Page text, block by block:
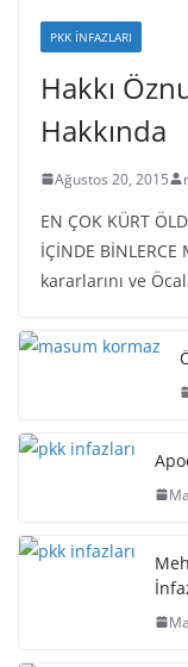
PKK İNFAZLARI
Hakkı
Hakkında
Ağustos 20, 2015
EN ÇOK KÜRT
İÇİNDE BİNLERCE
kararlarını ve